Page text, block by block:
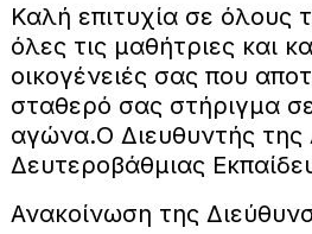
Καλή επιτυχία σε όλους
όλες τις μαθήτριες και
οικογένειές σας που
σταθερό σας στήριγμα
αγώνα.O Διευθυντής της
Δευτεροβάθμιας
Ανακοίνωση της